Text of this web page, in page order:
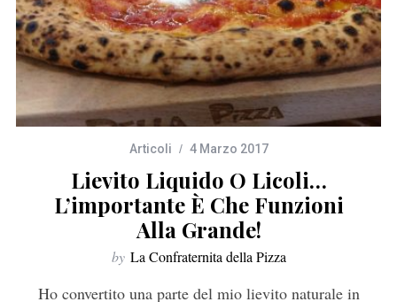
Articoli 4 Marzo 2017
Lievito Liquido O Licoli…
L’importante È Che Funzioni
Alla Grande!
by La Confraternita della Pizza
Ho convertito una parte del mio lievito naturale in